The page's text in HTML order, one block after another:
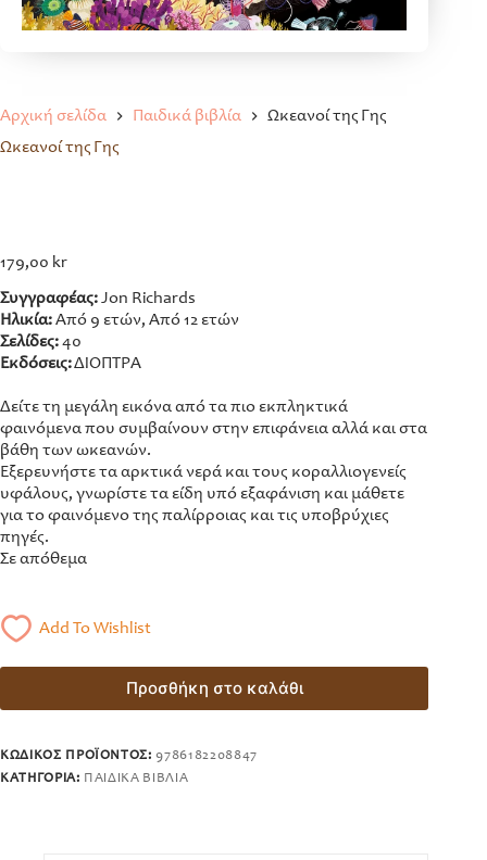
Αρχική σελίδα Παιδικά βιβλία
Ωκεανοί της Γης
Ωκεανοί της Γης
179,00 kr
Συγγραφέας:Jon Richards
Ηλικία:Από 9 ετών, Από 12 ετών
Σελίδες:40
Εκδόσεις:ΔΙΟΠΤΡΑ
Δείτε τη μεγάλη εικόνα από τα πιο εκπληκτικά
φαινόμενα που συμβαίνουν στην επιφάνεια αλλά και στα
βάθη των ωκεανών.
Εξερευνήστε τα αρκτικά νερά και τους κοραλλιογενείς
υφάλους, γνωρίστε τα είδη υπό εξαφάνιση και μάθετε
για το φαινόμενο της παλίρροιας και τις υποβρύχιες
πηγές.
Σε απόθεμα
Add To Wishlist
Προσθήκη στο καλάθι
ΚΩΔΙΚΌΣ ΠΡΟΪΌΝΤΟΣ:9786182208847
ΚΑΤΗΓΟΡΊΑ: ΠΑΙΔΙΚΆ ΒΙΒΛΊΑ